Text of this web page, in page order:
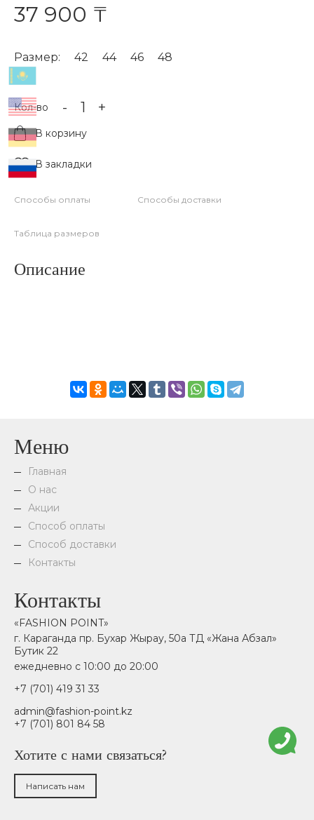
37 900 ₸
Размер: 42 44 46 48
Кол-во - +
В корзину
В закладки
Способы оплаты Способы доставки
Таблица размеров
Описание
Меню
Главная
О нас
Акции
Способ оплаты
Способ доставки
Контакты
Контакты
«FASHION POINT»
г. Караганда пр. Бухар Жырау, 50а ТД «Жана Абзал»
Бутик 22
ежедневно с 10:00 до 20:00
+7 (701) 419 31 33
admin@fashion-point.kz
+7 (701) 801 84 58
Хотите с нами связаться?
Написать нам